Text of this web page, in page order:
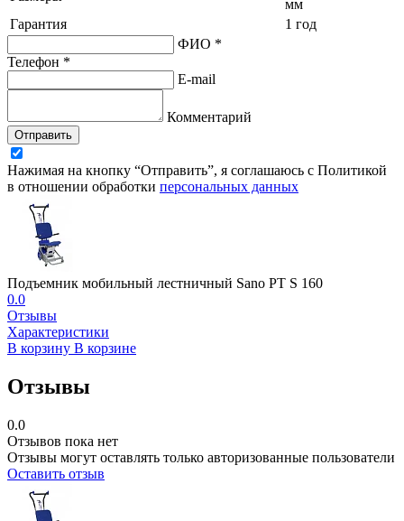
мм
Гарантия
1 год
ФИО *
Телефон *
E-mail
Комментарий
Отправить
Нажимая на кнопку “Отправить”, я соглашаюсь с Политикой
в отношении обработки персональных данных
Подъемник мобильный лестничный Sano PT S 160
0.0
Отзывы
Характеристики
В корзину В корзине
Отзывы
0.0
Отзывов пока нет
Отзывы могут оставлять только авторизованные пользователи
Оставить отзыв